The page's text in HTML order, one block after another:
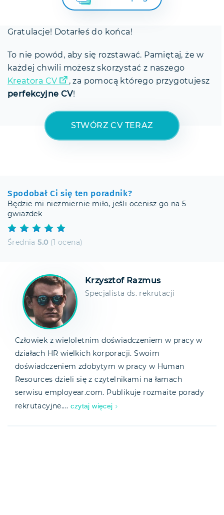
Gratulacje! Dotarłeś do końca!
To nie powód, aby się rozstawać. Pamiętaj, że w
każdej chwili możesz skorzystać z naszego
Kreatora CV
, za pomocą którego przygotujesz
perfekcyjne CV!
STWÓRZ CV TERAZ
Spodobał Ci się ten poradnik?
Będzie mi niezmiernie miło, jeśli ocenisz go na 5
gwiazdek
Średnia5.0 (1 ocena)
Krzysztof Razmus
Specjalista ds. rekrutacji
Człowiek z wieloletnim doświadczeniem w pracy w
działach HR wielkich korporacji. Swoim
doświadczeniem zdobytym w pracy w Human
Resources dzieli się z czytelnikami na łamach
serwisu employear.com. Publikuje rozmaite porady
rekrutacyjne.... czytaj więcej